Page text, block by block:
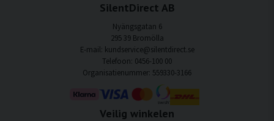
SilentDirect AB
Nyängsgatan 6
295 39 Bromölla
E-mail: kundservice@silentdirect.se
Telefoon: 0456-100 00
Organisatienummer: 559330-3166
Veilig winkelen